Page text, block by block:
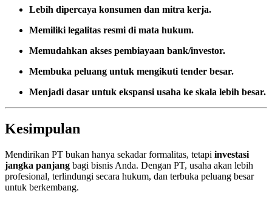
Lebih dipercaya konsumen dan mitra kerja.
Memiliki legalitas resmi di mata hukum.
Memudahkan akses pembiayaan bank/investor.
Membuka peluang untuk mengikuti tender besar.
Menjadi dasar untuk ekspansi usaha ke skala lebih besar.
Kesimpulan
Mendirikan PT bukan hanya sekadar formalitas, tetapi investasi
jangka panjang bagi bisnis Anda. Dengan PT, usaha akan lebih
profesional, terlindungi secara hukum, dan terbuka peluang besar
untuk berkembang.